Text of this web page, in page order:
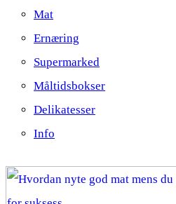
Mat
Ernæring
Supermarked
Måltidsbokser
Delikatesser
Info